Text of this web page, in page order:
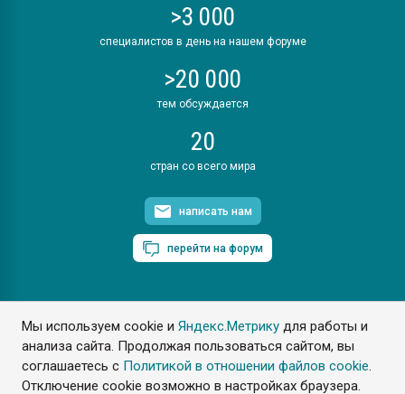
Мы используем cookie иЯндекс.Метрику для работы и
анализа сайта. Продолжая пользоваться сайтом, вы
соглашаетесь с Политикой в отношении файлов cookie.
Отключение cookie возможно в настройках браузера.
>3 000
специалистов в день на нашем форуме
>20 000
тем обсуждается
20
стран со всего мира
написать нам
перейти на форум
ПластЭксперт © 2006. Все права защищены
Разрешается копирование материалов сайта с обязательной
ссылкой на www.e-plastic.ru
Разработка сайта